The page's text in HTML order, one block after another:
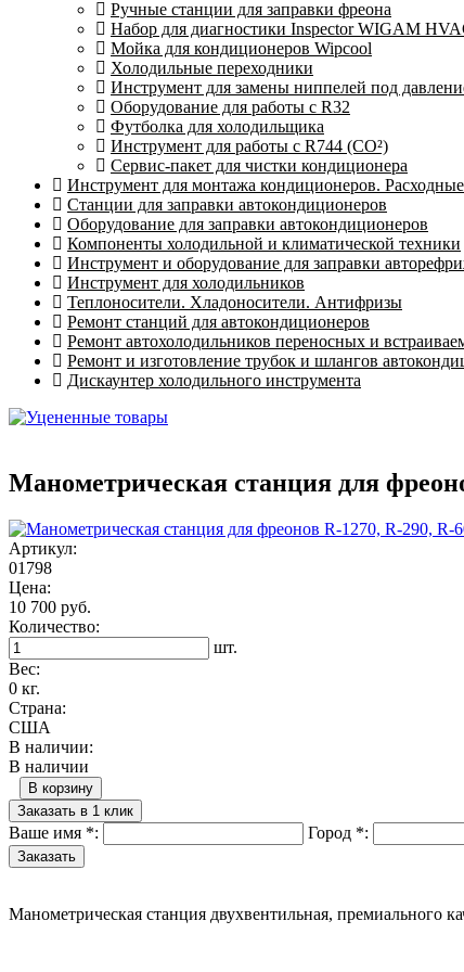
Ручные станции для заправки фреона
Набор для диагностики Inspector WIGAM
Мойка для кондиционеров Wipcool
Холодильные переходники
Инструмент для замены ниппелей под
Оборудование для работы с R32
Футболка для холодильщика
Инструмент для работы с R744 (CO²)
Сервис-пакет для чистки кондиционера
Инструмент для монтажа кондиционеров.
Станции для заправки автокондиционеров
Оборудование для заправки автокондиционеров
Компоненты холодильной и климатической техники
Инструмент и оборудование для заправки
Инструмент для холодильников
Теплоносители. Хладоносители. Антифризы
Ремонт станций для автокондиционеров
Ремонт автохолодильников переносных и
Ремонт и изготовление трубок и шлангов
Дискаунтер холодильного инструмента
Манометрическая станция для
Артикул:
01798
Цена:
10 700 руб.
Количество:
шт.
Вес:
0 кг.
Страна:
США
В наличии:
В наличии
В корзину
Заказать в 1 клик
Ваше имя *: Город *:
Манометрическая станция двухвентильная,